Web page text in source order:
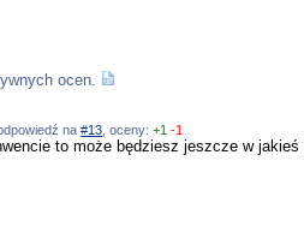
ocen.
na#13 , oceny:+1 -1
to może będziesz jeszcze w jakieś